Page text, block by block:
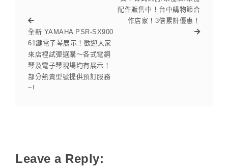
全新 YAMAHA PSR-SX900
61鍵電子琴展示！歡迎大家
來店裡試彈選購～各式電鋼
琴及電子琴現場均有展示！
部分熱賣型號提供預訂服務
~!
配件販售中！台中購物節合
作店家！3倍累計優惠！
Leave a Reply: